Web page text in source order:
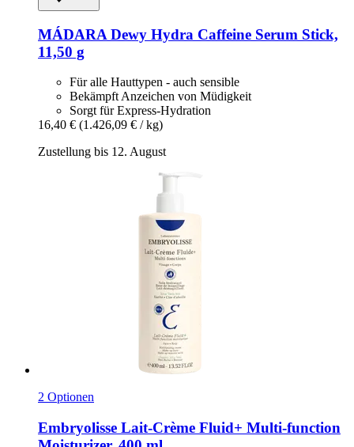
MÁDARA Dewy Hydra Caffeine Serum Stick,
11,50 g
Für alle Hauttypen - auch sensible
Bekämpft Anzeichen von Müdigkeit
Sorgt für Express-Hydration
16,40 € (1.426,09 € / kg)
Zustellung bis 12. August
2 Optionen
Embryolisse Lait-​Crème Fluid+ Multi-​function